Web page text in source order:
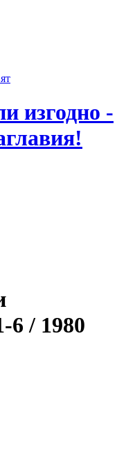
изгодно -
6 / 1980